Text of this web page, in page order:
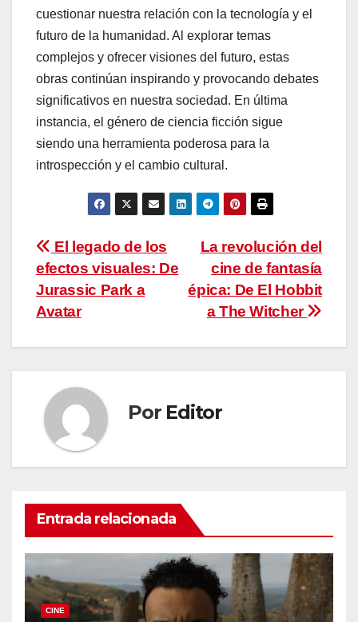
cuestionar nuestra relación con la tecnología y el
futuro de la humanidad. Al explorar temas
complejos y ofrecer visiones del futuro, estas
obras continúan inspirando y provocando debates
significativos en nuestra sociedad. En última
instancia, el género de ciencia ficción sigue
siendo una herramienta poderosa para la
introspección y el cambio cultural.
Navegación
de
entradas
La revolución del
cine de fantasía
épica: De El Hobbit
a The Witcher
El legado de los
efectos visuales: De
Jurassic Park a
Avatar
Por Editor
Entrada relacionada
CINE